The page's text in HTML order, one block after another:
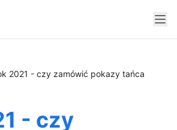
2021 - czy zamówić pokazy tańca
- czy